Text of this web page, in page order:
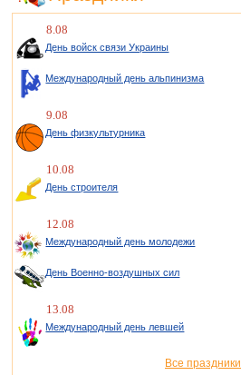
8.08
День войск связи Украины
Международный день альпинизма
9.08
День физкультурника
10.08
День строителя
12.08
Международный день молодежи
День Военно-воздушных сил
13.08
Международный день левшей
Все праздники